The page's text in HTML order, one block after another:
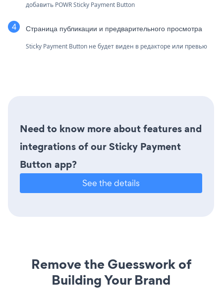
добавить POWR Sticky Payment Button
Страница публикации и предварительного просмотра
Sticky Payment Button не будет виден в редакторе или превью
Need to know more about features and
integrations of our Sticky Payment
Button app?
See the details
Remove the Guesswork of
Building Your Brand